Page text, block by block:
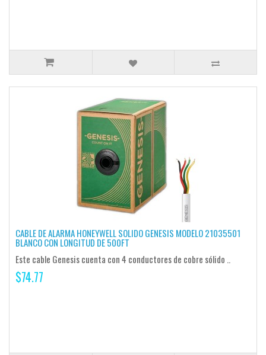
CABLE DE ALARMA HONEYWELL SOLIDO GENESIS MODELO 21035501
BLANCO CON LONGITUD DE 500FT
Este cable Genesis cuenta con 4 conductores de cobre sólido ..
$74.77